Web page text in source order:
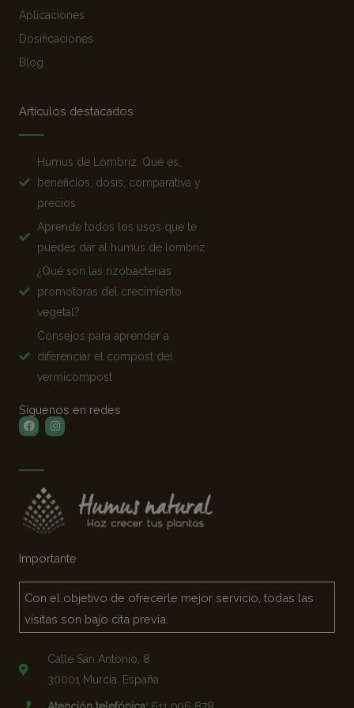
Aplicaciones
Dosificaciones
Blog
Artículos destacados
Humus de Lombriz. Qué es,
beneficios, dosis, comparativa y
precios
Aprende todos los usos que le
puedes dar al humus de lombriz
¿Qué son las rizobacterias
promotoras del crecimiento
vegetal?
Consejos para aprender a
diferenciar el compost del
vermicompost
Síguenos en redes
FacebookInstagram
Importante
Con el objetivo de ofrecerle mejor servicio, todas las
visitas son bajo cita previa.
Calle San Antonio, 8
30001 Murcia. España